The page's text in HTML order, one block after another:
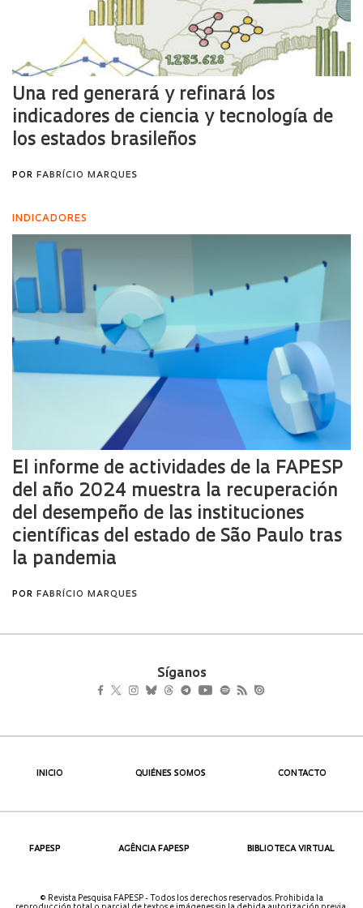
Síganos
INICIO QUIÉNES SOMOS CONTACTO
FAPESP AGÊNCIA FAPESP BIBLIOTECA VIRTUAL
© Revista Pesquisa FAPESP - Todos los derechos reservados. Prohibida la